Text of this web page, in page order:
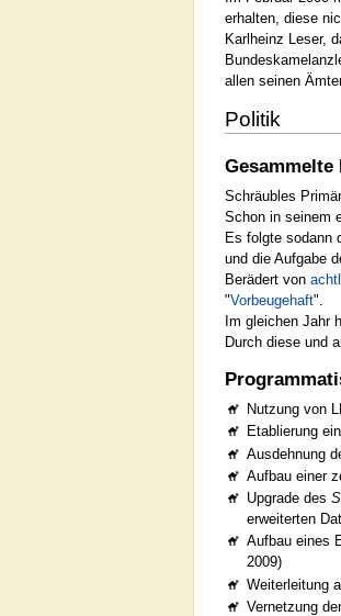
erhalten, diese
Karlheinz Leser,
allen seinen
Politik
Gesammelte
Schräubles
Schon in seinem
Es folgte sodann
und die Aufgabe
Berädert von
"Vorbeugehaft".
Im gleichen Jahr
Durch diese und
Nutzung von
Etablierung
Ausdehnung
Aufbau einer
Upgrade des
erweiterten
Aufbau eines
2009)
Weiterleitung
Vernetzung